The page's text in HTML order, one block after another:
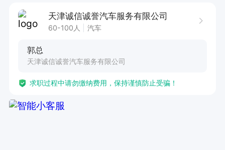
1. 具备丰富的客户开发与维护经验者优先。
3. 拥有良好的市场调研分析能力，尤其是对竞争
4. 工作认真负责，注重细节，能高质量完成擦车
等基础工作。
天津诚信诚誉汽车服务有限公司
60-100人 汽车
郭总
天津诚信诚誉汽车服务有限公司
求职过程中请勿缴纳费用，保持谨慎防止受骗！